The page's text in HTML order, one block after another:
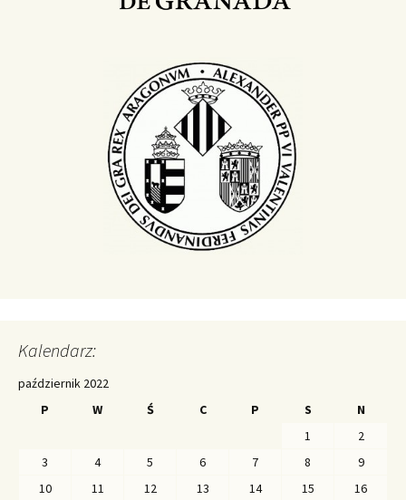
Kalendarz:
październik 2022
P
W Ś C P S
N
1
2
3
4 5 6 7 8
9
10
11 12 13 14 15
16